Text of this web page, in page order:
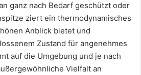
ganz nach Bedarf geschützt oder
ziert ein thermodynamisches
Anblick bietet und
Zustand für angenehmes
auf die Umgebung und je nach
Vielfalt an